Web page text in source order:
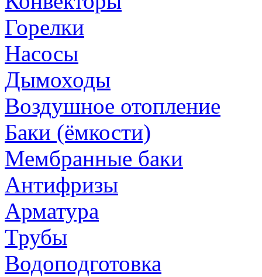
Горелки
Насосы
Дымоходы
Воздушное отопление
Баки (ёмкости)
Мембранные баки
Антифризы
Арматура
Трубы
Водоподготовка